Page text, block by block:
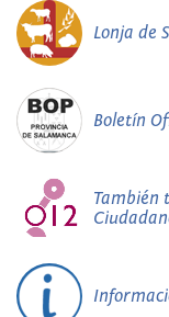
Lonja de
Boletín
También